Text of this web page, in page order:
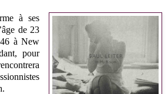
à ses
de 23
à New
pour